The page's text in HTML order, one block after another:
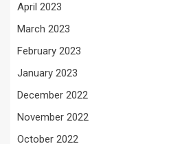
April 2023
March 2023
February 2023
January 2023
December 2022
November 2022
October 2022